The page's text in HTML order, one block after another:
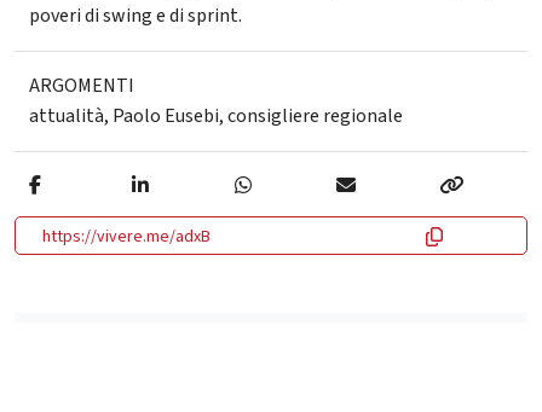
poveri di swing e di sprint.
ARGOMENTI
attualità, Paolo Eusebi,consigliere regionale
https://vivere.me/adxB